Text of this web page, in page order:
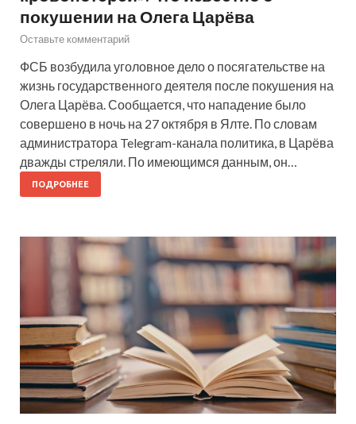
покушении на Олега Царёва
Оставьте комментарий
ФСБ возбудила уголовное дело о посягательстве на
жизнь государственного деятеля после покушения на
Олега Царёва. Сообщается, что нападение было
совершено в ночь на 27 октября в Ялте. По словам
администратора Telegram-канала политика, в Царёва
дважды стреляли. По имеющимся данным, он…
ПОДРОБНЕЕ